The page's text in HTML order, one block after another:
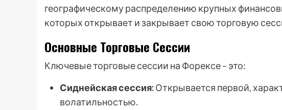
географическому распределению крупных
которых открывает и закрывает свою торговую
Основные Торговые Сессии
Ключевые торговые сессии на Форексе – это:
Сиднейская сессия:Открывается первой,
волатильностью.